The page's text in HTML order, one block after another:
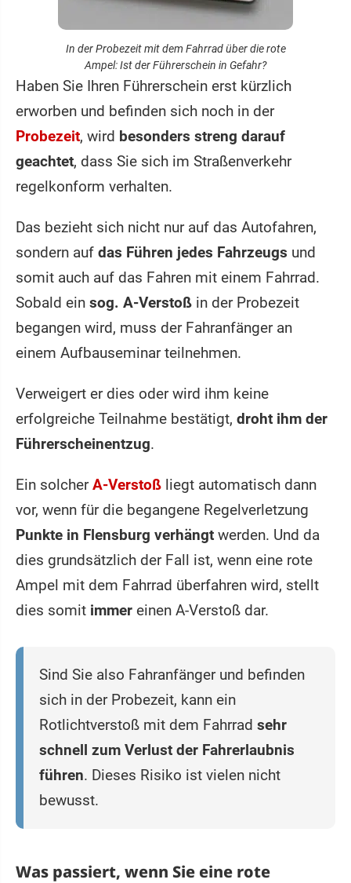
In der Probezeit mit dem Fahrrad über die rote
Ampel: Ist der Führerschein in Gefahr?
Haben Sie Ihren Führerschein erst kürzlich
erworben und befinden sich noch in der
Probezeit, wird besonders streng darauf
geachtet, dass Sie sich im Straßenverkehr
regelkonform verhalten.
Das bezieht sich nicht nur auf das Autofahren,
sondern auf das Führen jedes Fahrzeugs und
somit auch auf das Fahren mit einem Fahrrad.
Sobald ein sog. A-Verstoß in der Probezeit
begangen wird, muss der Fahranfänger an
einem Aufbauseminar teilnehmen.
Verweigert er dies oder wird ihm keine
erfolgreiche Teilnahme bestätigt, droht ihm der
Führerscheinentzug.
Ein solcherA-Verstoß liegt automatisch dann
vor, wenn für die begangene Regelverletzung
Punkte in Flensburg verhängt werden. Und da
dies grundsätzlich der Fall ist, wenn eine rote
Ampel mit dem Fahrrad überfahren wird, stellt
dies somit immer einen A-Verstoß dar.
Sind Sie also Fahranfänger und befinden
sich in der Probezeit, kann ein
Rotlichtverstoß mit dem Fahrrad sehr
schnell zum Verlust der Fahrerlaubnis
führen. Dieses Risiko ist vielen nicht
bewusst.
Was passiert, wenn Sie eine rote